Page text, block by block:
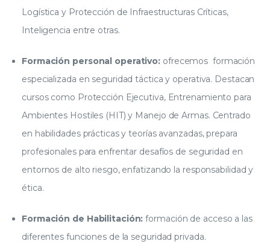
Logística y Protección de Infraestructuras Críticas,
Inteligencia entre otras.
Formación personal operativo: ofrecemos formación
especializada en seguridad táctica y operativa. Destacan
cursos como Protección Ejecutiva, Entrenamiento para
Ambientes Hostiles (HIT) y Manejo de Armas. Centrado
en habilidades prácticas y teorías avanzadas, prepara
profesionales para enfrentar desafíos de seguridad en
entornos de alto riesgo, enfatizando la responsabilidad y
ética.
Formación de Habilitación:formación de acceso a las
diferentes funciones de la seguridad privada.